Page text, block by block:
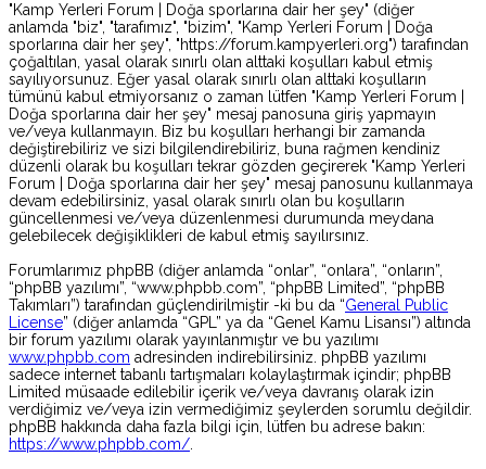
"Kamp Yerleri Forum | Doğa sporlarına dair her şey" (diğer
anlamda "biz", "tarafımız", "bizim", "Kamp Yerleri Forum | Doğa
sporlarına dair her şey", "https://forum.kampyerleri.org") tarafından
çoğaltılan, yasal olarak sınırlı olan alttaki koşulları kabul etmiş
sayılıyorsunuz. Eğer yasal olarak sınırlı olan alttaki koşulların
tümünü kabul etmiyorsanız o zaman lütfen "Kamp Yerleri Forum |
Doğa sporlarına dair her şey" mesaj panosuna giriş yapmayın
ve/veya kullanmayın. Biz bu koşulları herhangi bir zamanda
değiştirebiliriz ve sizi bilgilendirebiliriz, buna rağmen kendiniz
düzenli olarak bu koşulları tekrar gözden geçirerek "Kamp Yerleri
Forum | Doğa sporlarına dair her şey" mesaj panosunu kullanmaya
devam edebilirsiniz, yasal olarak sınırlı olan bu koşulların
güncellenmesi ve/veya düzenlenmesi durumunda meydana
gelebilecek değişiklikleri de kabul etmiş sayılırsınız.
Forumlarımız phpBB (diğer anlamda “onlar”, “onlara”, “onların”,
“phpBB yazılımı”, “www.phpbb.com”, “phpBB Limited”, “phpBB
Takımları”) tarafından güçlendirilmiştir -ki bu da “General Public
License” (diğer anlamda “GPL” ya da “Genel Kamu Lisansı”) altında
bir forum yazılımı olarak yayınlanmıştır ve bu yazılımı
www.phpbb.com adresinden indirebilirsiniz. phpBB yazılımı
sadece internet tabanlı tartışmaları kolaylaştırmak içindir; phpBB
Limited müsaade edilebilir içerik ve/veya davranış olarak izin
verdiğimiz ve/veya izin vermediğimiz şeylerden sorumlu değildir.
phpBB hakkında daha fazla bilgi için, lütfen bu adrese bakın:
https://www.phpbb.com/.